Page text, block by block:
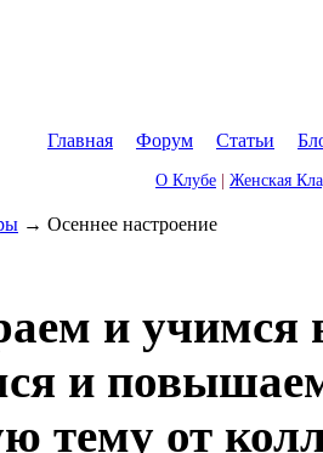
Главная Форум Статьи
О Клубе Женская
→ Осеннее настроение
и учимся
и
тему от